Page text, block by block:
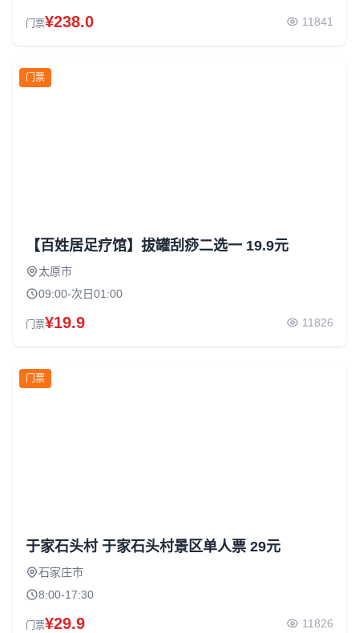
门票¥238.0 11841
门票
【百姓居足疗馆】拔罐刮痧二选一 19.9元
太原市
09:00-次日01:00
门票¥19.9 11826
门票
于家石头村 于家石头村景区单人票 29元
石家庄市
8:00-17:30
门票¥29.9 11826